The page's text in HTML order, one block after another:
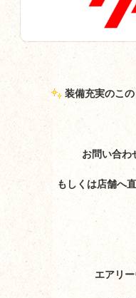
装備充実のこ
お問い合わ
もしくは店舗へ
エアリ